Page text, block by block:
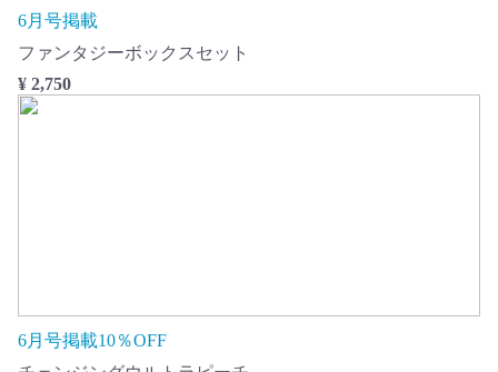
6月号掲載
ファンタジーボックスセット
¥ 2,750
6月号掲載10％OFF